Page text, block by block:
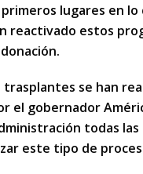
lugares en
reactivado estos
se han
el gobernador
todas
este tipo de